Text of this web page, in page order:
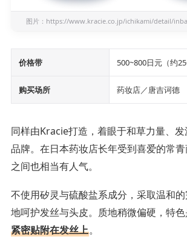
图片： https://www.kracie.co.jp/ichikami/detail/
价格带 500~800日元（约
购买场所 药妆店／唐吉诃德
同样由Kracie打造，着眼于和草力量、
品牌。在日本药妆店长年受到喜爱的常
之间也相当有人气。
不使用矽灵与硫酸盐系成分，采取温和
地呵护发丝与头皮。质地稍微偏硬，特色
紧密贴附在发丝上。